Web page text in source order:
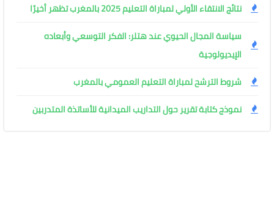
نتائج الانتقاء الأولي لمباراة التعليم 2025 بالمغرب تظهر أخيرًا
سياسة المجال الحيوي عند هتلر: الفكر التوسعي وأبعاده
الإيديولوجية
شروط الترشح لمباراة التعليم العمومي بالمغرب
نموذج كتابة تقرير حول التداريب الميدانية للأساتذة المتدربين